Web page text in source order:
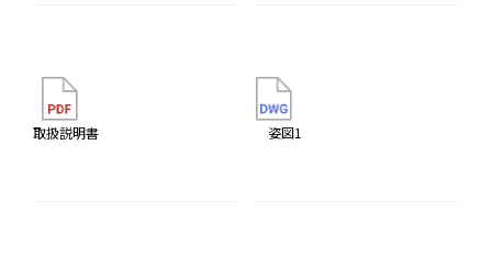
取扱説明書 姿図1